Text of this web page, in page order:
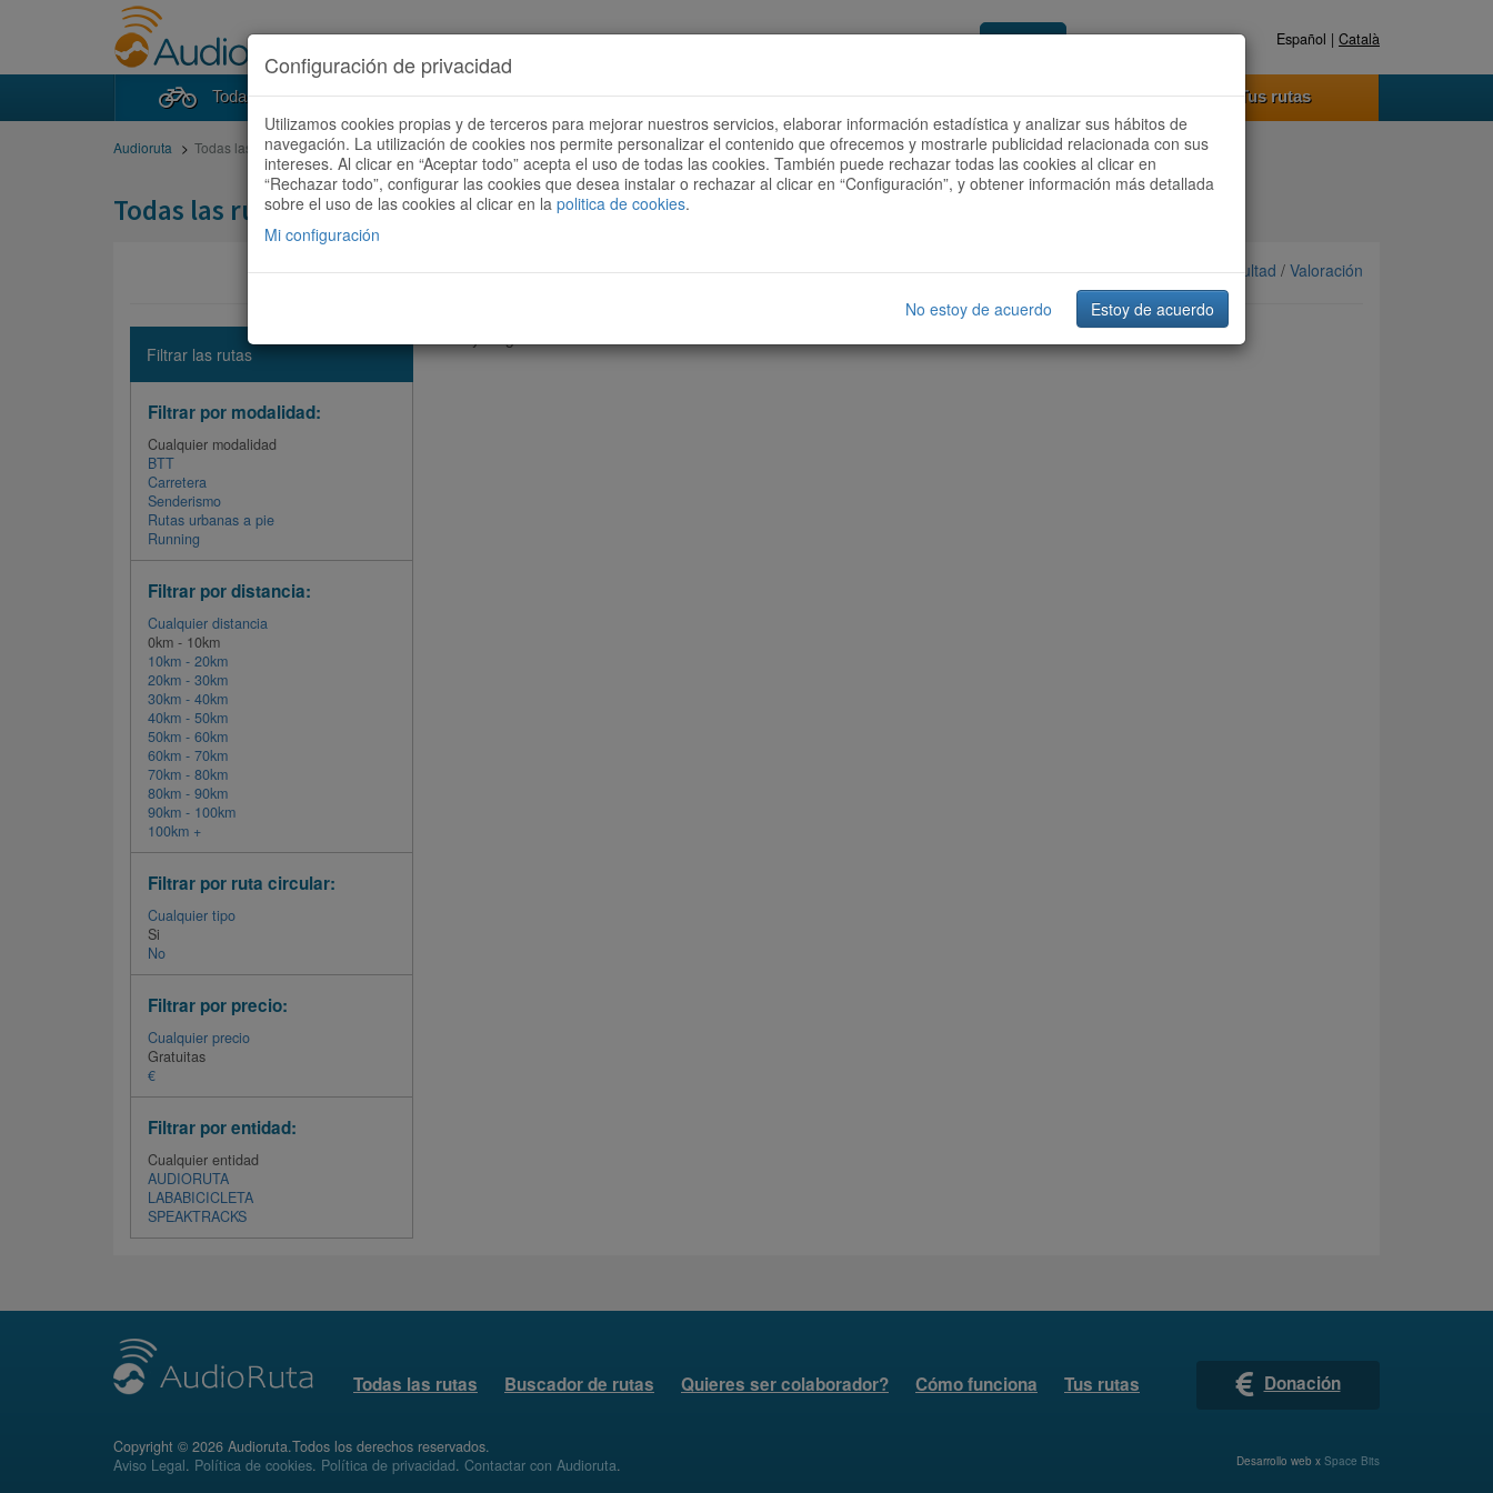
Acceder Registrate ahora Español | Català
Todas las rutas Buscador de rutas Quieres ser colaborador? Cómo funciona Tus rutas
Audioruta Todas las rutas
Todas las rutas
Ordenar por: Más recientes /Dificultad / Valoración
Filtrar las rutas
Filtrar por modalidad:
Cualquier modalidad
BTT
Carretera
Senderismo
Rutas urbanas a pie
Running
Filtrar por distancia:
Cualquier distancia
0km - 10km
10km - 20km
20km - 30km
30km - 40km
40km - 50km
50km - 60km
60km - 70km
70km - 80km
80km - 90km
90km - 100km
100km +
Filtrar por ruta circular:
Cualquier tipo
Si
No
Filtrar por precio:
Cualquier precio
Gratuitas
€
Filtrar por entidad:
Cualquier entidad
AUDIORUTA
LABABICICLETA
SPEAKTRACKS
Todas las rutas Buscador de rutas Quieres ser colaborador? Cómo funciona Tus rutas Donación
Copyright © 2026 Audioruta.Todos los derechos reservados.
Aviso Legal. Política de cookies. Política de privacidad. Contactar con Audioruta. Desarrollo web x Space Bits
Configuración de privacidad
Utilizamos cookies propias y de terceros para mejorar nuestros servicios, elaborar información estadística y analizar sus hábitos de
navegación. La utilización de cookies nos permite personalizar el contenido que ofrecemos y mostrarle publicidad relacionada con sus
intereses. Al clicar en “Aceptar todo” acepta el uso de todas las cookies. También puede rechazar todas las cookies al clicar en
“Rechazar todo”, configurar las cookies que desea instalar o rechazar al clicar en “Configuración”, y obtener información más detallada
sobre el uso de las cookies al clicar en la politica de cookies.
Mi configuración
No estoy de acuerdo Estoy de acuerdo